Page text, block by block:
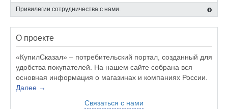
Привилегии сотрудничества с нами.
О проекте
«КупилСказал» – потребительский портал, созданный для
удобства покупателей. На нашем сайте собрана вся
основная информация о магазинах и компаниях России.
Далее →
Связаться с нами